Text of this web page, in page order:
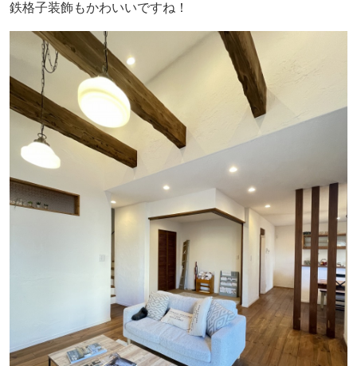
鉄格子装飾もかわいいですね！